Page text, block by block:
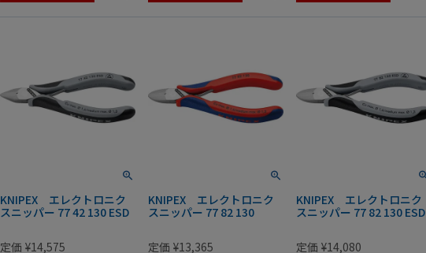
KNIPEX エレクトロニク
スニッパー 77 42 130 ESD
定価 ¥14,575
KNIPEX エレクトロニク
スニッパー 77 82 130
定価 ¥13,365
KNIPEX エレクトロニク
スニッパー 77 82 130 ESD
定価 ¥14,080